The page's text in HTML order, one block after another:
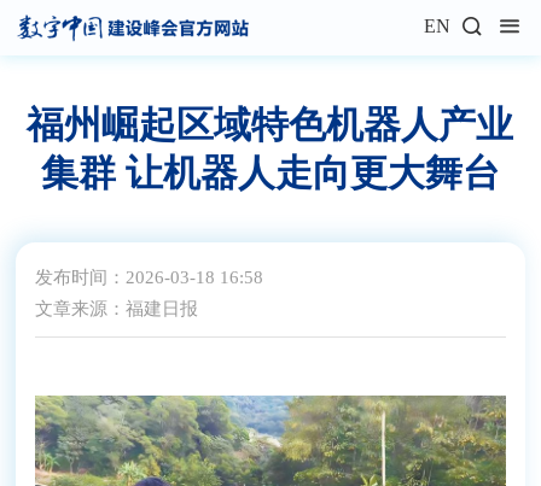
EN
福州崛起区域特色机器人产业
集群 让机器人走向更大舞台
发布时间：2026-03-18 16:58
文章来源：福建日报